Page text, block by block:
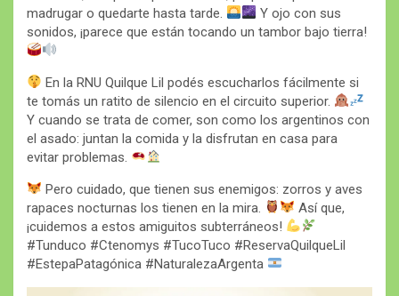
madrugar o quedarte hasta tarde.
Y ojo con sus
sonidos, ¡parece que están tocando un tambor bajo tierra!
En la RNU Quilque Lil podés escucharlos fácilmente si
te tomás un ratito de silencio en el circuito superior.
Y cuando se trata de comer, son como los argentinos con
el asado: juntan la comida y la disfrutan en casa para
evitar problemas.
Pero cuidado, que tienen sus enemigos: zorros y aves
rapaces nocturnas los tienen en la mira.
Así que,
¡cuidemos a estos amiguitos subterráneos!
#Tunduco #Ctenomys #TucoTuco #ReservaQuilqueLil
#EstepaPatagónica #NaturalezaArgenta